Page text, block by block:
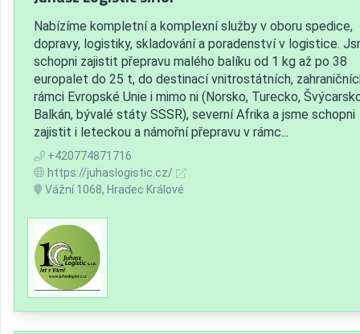
Nabízíme kompletní a komplexní služby v oboru spedice,
dopravy, logistiky, skladování a poradenství v logistice.
schopni zajistit přepravu malého balíku od 1 kg až po 38
europalet do 25 t, do destinací vnitrostátních,
rámci Evropské Unie i mimo ni (Norsko, Turecko,
Balkán, bývalé státy SSSR), severní Afrika a jsme schopni
zajistit i leteckou a námořní přepravu v rámc...
+420774871716
https://juhaslogistic.cz/
Vážní 1068, Hradec Králové